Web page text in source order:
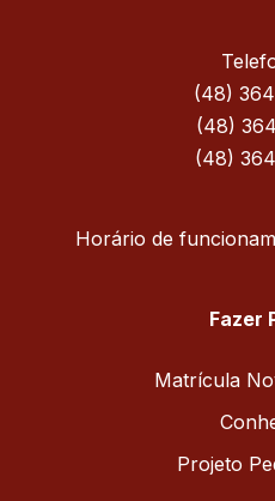
(48)
(48)
(48)
Horário de
Fazer
Matrícula
Projeto